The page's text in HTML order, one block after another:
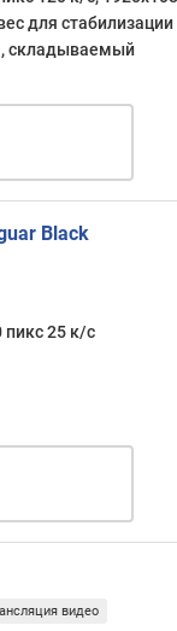
для стабилизации
складываемый
Black
пикс 25 к/с
видео